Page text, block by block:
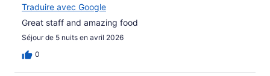
Traduire avec Google
Great staff and amazing food
Séjour de 5 nuits en avril 2026
0